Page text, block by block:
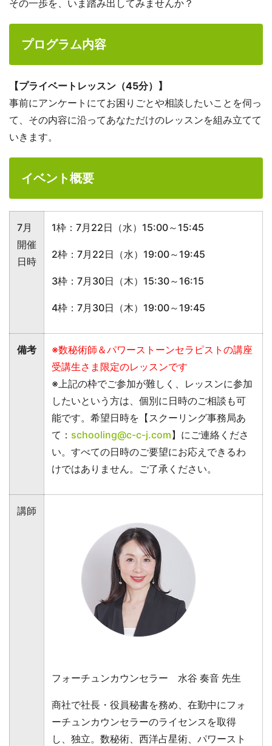
その一歩を、いま踏み出してみませんか？
プログラム内容
【プライベートレッスン（45分）】
事前にアンケートにてお困りごとや相談したいことを伺っ
て、その内容に沿ってあなただけのレッスンを組み立てて
いきます。
イベント概要
7月
開催
日時
1枠：7月22日（水）15:00～15:45
2枠：7月22日（水）19:00～19:45
3枠：7月30日（木）15:30～16:15
4枠：7月30日（木）19:00～19:45
備考
※数秘術師＆パワーストーンセラピストの講座
受講生さま限定のレッスンです
※上記の枠でご参加が難しく、レッスンに参加
したいという方は、個別に日時のご相談も可
能です。希望日時を【スクーリング事務局あ
て： schooling@c-c-j.com】にご連絡くださ
い。すべての日時のご要望にお応えできるわ
けではありません。ご了承ください。
講師
フォーチュンカウンセラー 水谷 奏音 先生
商社で社長・役員秘書を務め、在勤中にフォ
ーチュンカウンセラーのライセンスを取得
し、独立。数秘術、西洋占星術、パワースト